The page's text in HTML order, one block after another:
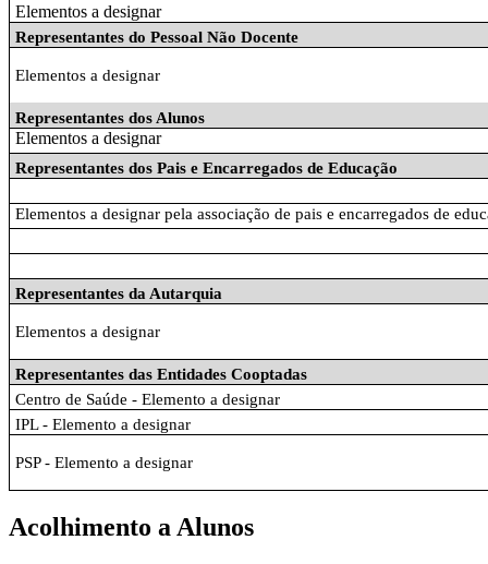
Elementos a designar
Representantes do Pessoal Não Docente
Elementos a designar
Representantes dos Alunos
Elementos a designar
Representantes dos Pais e Encarregados de Educação
Elementos a designar pela associação de pais e encarregados de
Representantes da Autarquia
Elementos a designar
Representantes das Entidades Cooptadas
Centro de Saúde - Elemento a designar
IPL - Elemento a designar
PSP - Elemento a designar
Acolhimento a Alunos